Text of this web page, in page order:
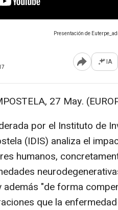
Presentación de
Abrir IA
27 May.
por el Instituto de
(IDIS) analiza el
humanos,
"de forma
que la